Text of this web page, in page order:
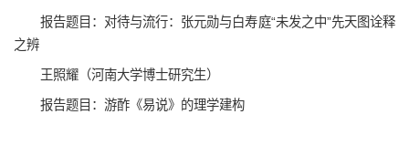
报告题目：对待与流行：张元勋与白寿庭“未发之中”先天图诠释
之辨
王照耀（河南大学博士研究生）
报告题目：游酢《易说》的理学建构